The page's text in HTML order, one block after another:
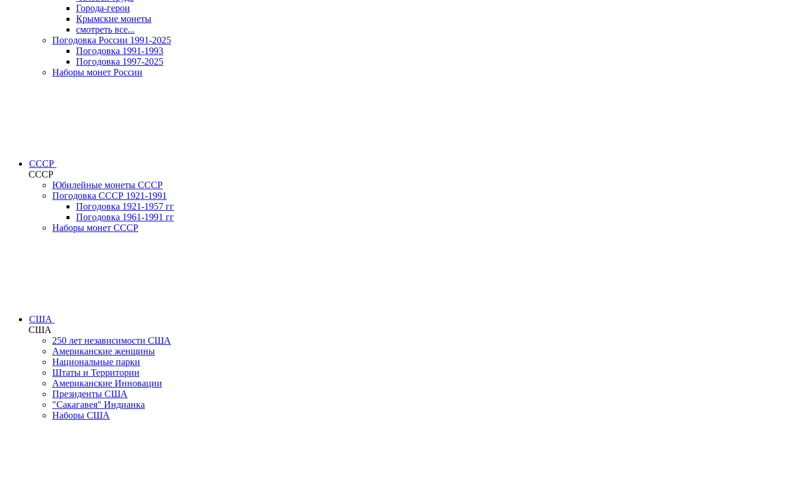
Города-герои
Крымские монеты
смотреть все...
Погодовка России 1991-2025
Погодовка 1991-1993
Погодовка 1997-2025
Наборы монет России
СССР
СССР
Юбилейные монеты СССР
Погодовка СССР 1921-1991
Погодовка 1921-1957 гг
Погодовка 1961-1991 гг
Наборы монет СССР
США
США
250 лет независимости США
Американские женщины
Национальные парки
Штаты и Территории
Американские Инновации
Президенты США
"Сакагавея" Индианка
Наборы США